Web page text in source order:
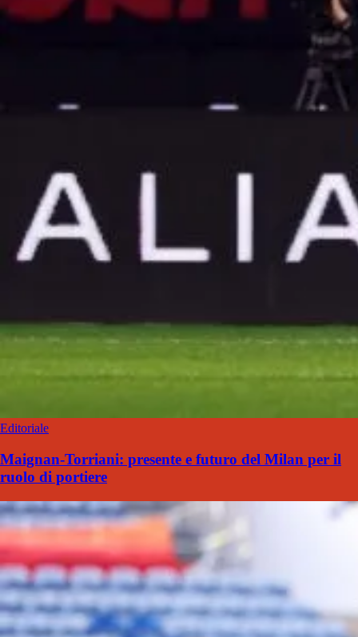
Editoriale
Maignan-Torriani: presente e futuro del Milan per il
ruolo di portiere